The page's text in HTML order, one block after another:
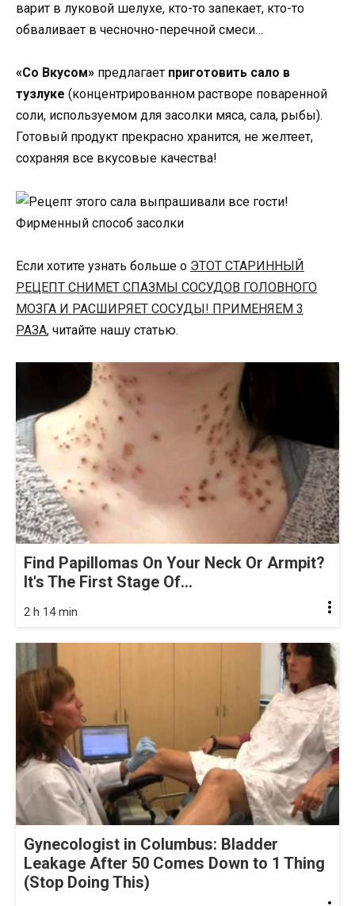
варит в луковой шелухе, кто-то запекает, кто-то
обваливает в чесночно-перечной смеси…
«Со Вкусом» предлагает приготовить сало в
тузлуке (концентрированном растворе поваренной
соли, используемом для засолки мяса, сала, рыбы).
Готовый продукт прекрасно хранится, не желтеет,
сохраняя все вкусовые качества!
Если хотите узнать больше о ЭТОТ СТАРИННЫЙ
РЕЦЕПТ СНИМЕТ СПАЗМЫ СОСУДОВ ГОЛОВНОГО
МОЗГА И РАСШИРЯЕТ СОСУДЫ! ПРИМЕНЯЕМ 3
РАЗА, читайте нашу статью.
Find Papillomas On Your Neck Or Armpit?
It's The First Stage Of...
2 h 14 min
Gynecologist in Columbus: Bladder
Leakage After 50 Comes Down to 1 Thing
(Stop Doing This)